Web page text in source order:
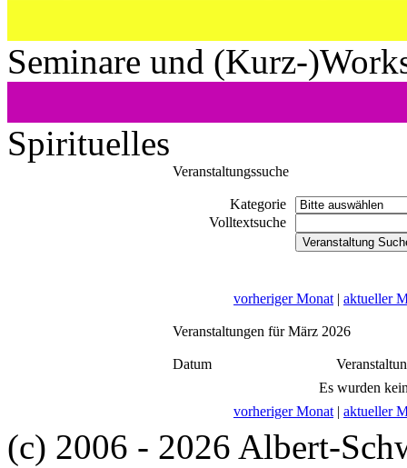
Seminare und (Kurz-
Spirituelles
Veranstaltungssuche
Kategorie
Volltextsuche
vorheriger Monat | aktueller
Veranstaltungen für März 2026
Datum
Es wurden
vorheriger Monat | aktueller
(c) 2006 - 2026 Albert-